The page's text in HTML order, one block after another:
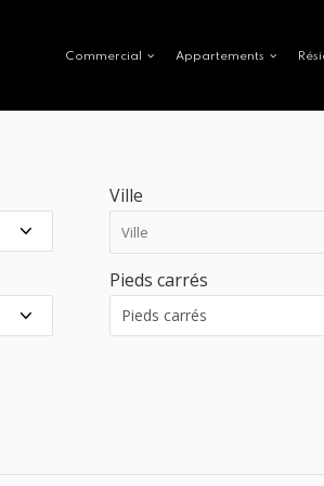
Commercial Appartements
Ville
Pieds carrés